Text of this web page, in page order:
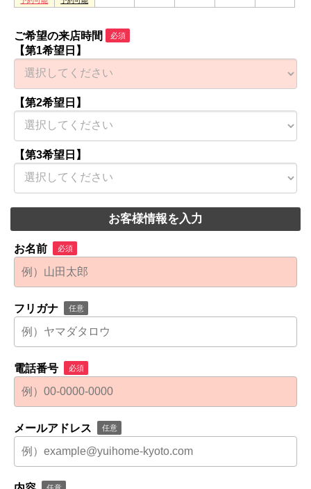
ご希望の来店時間 必須
【第1希望日】
【第2希望日】
【第3希望日】
お客様情報を入力
お名前 必須
フリガナ 任意
電話番号 必須
メールアドレス 任意